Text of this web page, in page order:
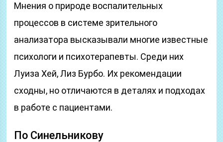
Мнения о природе воспалительных
процессов в системе зрительного
анализатора высказывали многие известные
психологи и психотерапевты. Среди них
Луиза Хей, Лиз Бурбо. Их рекомендации
сходны, но отличаются в деталях и подходах
в работе с пациентами.
По Синельникову